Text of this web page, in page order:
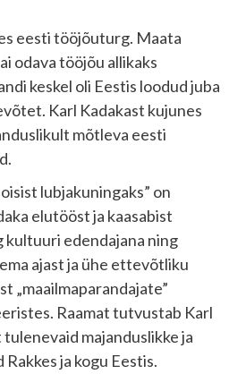
eesti tööjõuturg. Maata
odava tööjõu allikaks
keskel oli Eestis loodud juba
Karl Kadakast kujunes
mõtleva eesti
lubjakuningaks” on
elutööst ja kaasabist
kultuuri edendajana ning
ajast ja ühe ettevõtliku
„maailmaparandajate”
Raamat tutvustab Karl
majanduslikke ja
ja kogu Eestis.